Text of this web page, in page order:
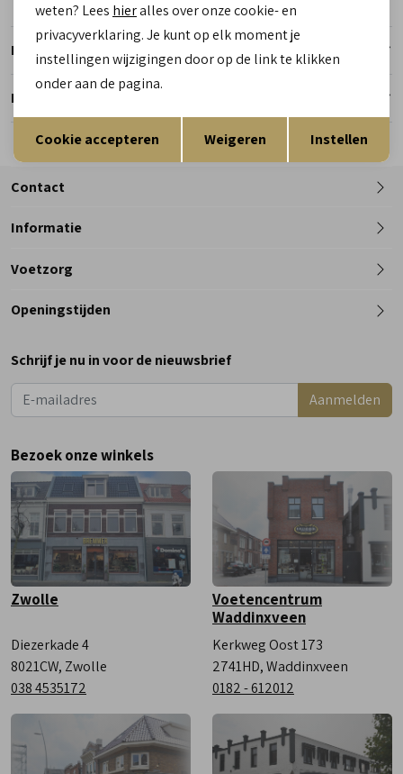
Retourneren
Reserveer en pas in de winkel
Contact
Telefoon
Informatie
Voetzorg
Openingstijden
Dinsdag
Woensdag
9:00 - 18:00
Vrijdag
Zaterdag
9:00 - 17:00
Schrijf je nu in voor de nieuwsbrief
Aanmelden
Bezoek onze winkels
Zwolle
Diezerkade 4
8021CW, Zwolle
038 4535172
Voetencentrum
Waddinxveen
Kerkweg Oost 173
2741HD, Waddinxveen
0182 - 612012
Terug Opslaan
weten? Lees hieralles over onze cookie- en
privacyverklaring. Je kunt op elk moment je
instellingen wijzigingen door op de link te klikken
onder aan de pagina.
Cookie accepteren Weigeren Instellen